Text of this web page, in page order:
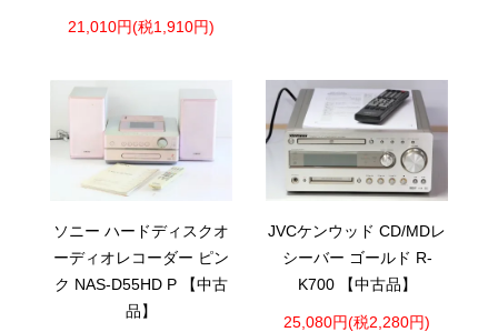
21,010円(税1,910円)
ソニー ハードディスクオ
ーディオレコーダー ピン
ク NAS-D55HD P 【中古
品】
JVCケンウッド CD/MDレ
シーバー ゴールド R-
K700 【中古品】
25,080円(税2,280円)